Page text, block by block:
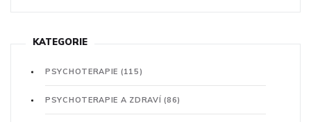
KATEGORIE
PSYCHOTERAPIE (115)
PSYCHOTERAPIE A ZDRAVÍ(86)